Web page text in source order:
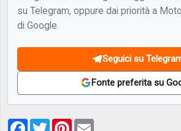
su Telegram, oppure dai priorità a
di Google.
Seguici su
Fonte preferita su
Facebook
TwitterPinterest